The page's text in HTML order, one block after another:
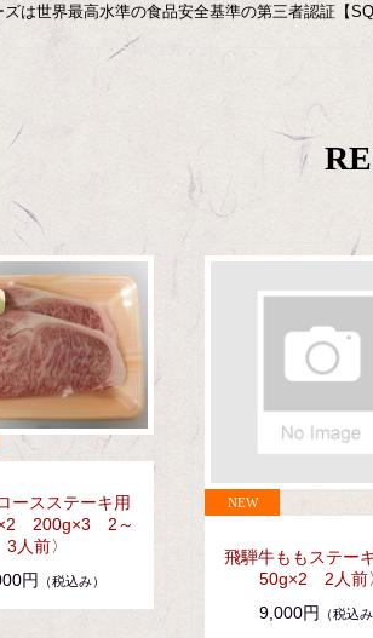
は世界最高水準の食品安全基準の第三者認証【
ースステーキ用
200g×3 2～
3人前〉
円
（税込み）
飛騨牛ももステー
50g×2 2人前
9,000円
（税込み